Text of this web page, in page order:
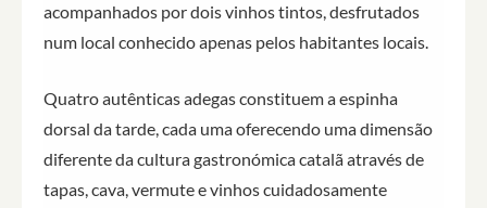
acompanhados por dois vinhos tintos, desfrutados
num local conhecido apenas pelos habitantes locais.
Quatro autênticas adegas constituem a espinha
dorsal da tarde, cada uma oferecendo uma dimensão
diferente da cultura gastronómica catalã através de
tapas, cava, vermute e vinhos cuidadosamente